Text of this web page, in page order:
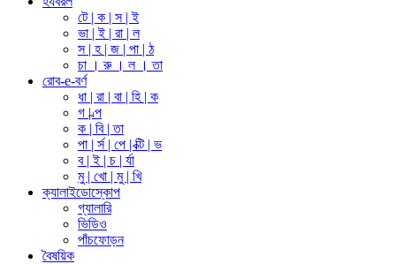
টে | ক | স | ই
ভা | ই | রা | ল
স | হ | জ | পা | ঠ
চা । রু । ল । তা
রোব-e-বর্ণ
ধা | রা | বা | হি | ক
গ | ল্প
ক | বি | তা
পা | র্স | পে | ক্টি | ভ
ব | ই | চ | র্যা
মু | খো | মু | খি
ক্যালাইডোস্কোপ
গ্যালারি
ভিডিও
পাঁচফোড়ন
বৈষয়িক